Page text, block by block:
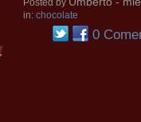
Posted by
in: chocolate
0